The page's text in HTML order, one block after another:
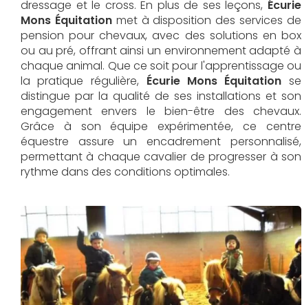
dressage et le cross. En plus de ses leçons, Écurie
Mons Équitationmet à disposition des services de
pension pour chevaux, avec des solutions en box
ou au pré, offrant ainsi un environnement adapté à
chaque animal. Que ce soit pour l'apprentissage ou
la pratique régulière, Écurie Mons Équitation se
distingue par la qualité de ses installations et son
engagement envers le bien-être des chevaux.
Grâce à son équipe expérimentée, ce centre
équestre assure un encadrement personnalisé,
permettant à chaque cavalier de progresser à son
rythme dans des conditions optimales.